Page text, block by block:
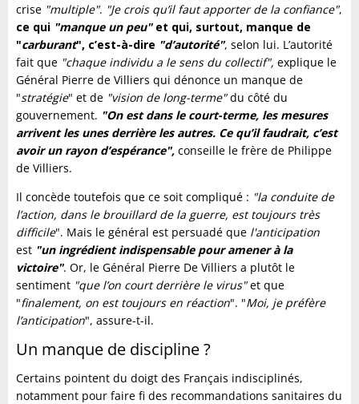
crise "multiple". "Je crois qu’il faut apporter de la confiance",
ce qui "manque un peu"et qui, surtout, manque de
"carburant", c’est-à-dire "d’autorité", selon lui. L’autorité
fait que "chaque individu a le sens du collectif", explique le
Général Pierre de Villiers qui dénonce un manque de
"stratégie" et de "vision de long-terme"du côté du
gouvernement. "On est dans le court-terme, les mesures
arrivent les unes derrière les autres. Ce qu’il faudrait, c’est
avoir un rayon d’espérance", conseille le frère de Philippe
de Villiers.
Il concède toutefois que ce soit compliqué : "la conduite de
l’action, dans le brouillard de la guerre, est toujours très
difficile". Mais le général est persuadé que l'anticipation
est "un ingrédient indispensable pour amener à la
victoire". Or, le Général Pierre De Villiers a plutôt le
sentiment "que l’on court derrière le virus"et que
"finalement, on est toujours en réaction". "Moi, je préfère
l’anticipation", assure-t-il.
Un manque de discipline ?
Certains pointent du doigt des Français indisciplinés,
notamment pour faire fi des recommandations sanitaires du